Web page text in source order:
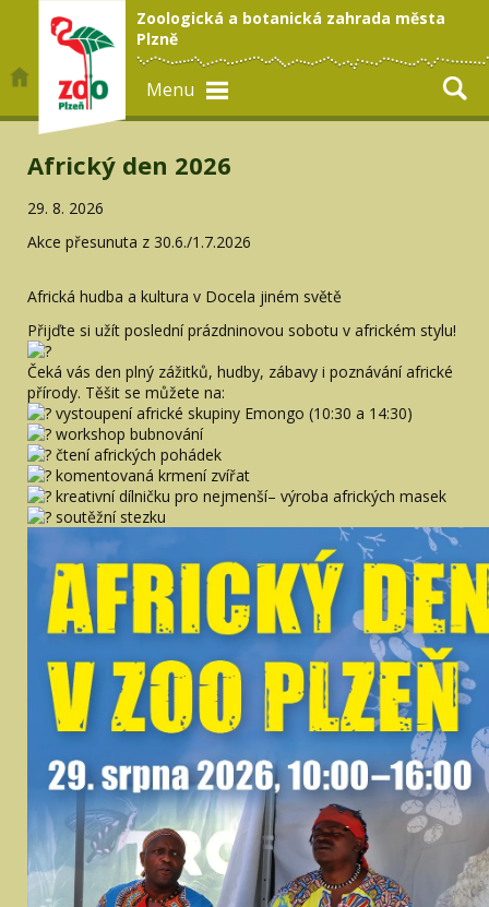
Zoologická a botanická zahrada města
Plzně
Menu
Africký den 2026
29. 8. 2026
Akce přesunuta z 30.6./1.7.2026
Africká hudba a kultura v Docela jiném světě
Přijďte si užít poslední prázdninovou sobotu v africkém stylu!
Čeká vás den plný zážitků, hudby, zábavy i poznávání africké
přírody. Těšit se můžete na:
vystoupení africké skupiny Emongo (10:30 a 14:30)
workshop bubnování
čtení afrických pohádek
komentovaná krmení zvířat
kreativní dílničku pro nejmenší– výroba afrických masek
soutěžní stezku